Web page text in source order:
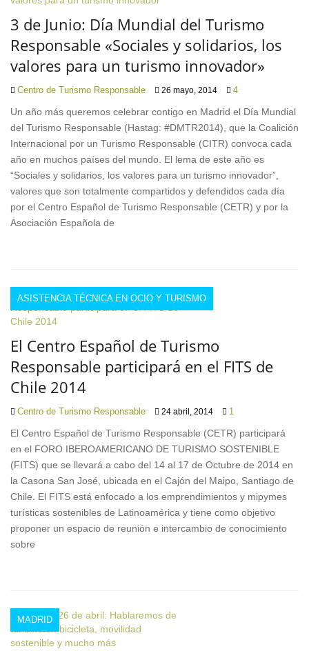
3 de Junio: Día Mundial del Turismo
Responsable «Sociales y solidarios, los
valores para un turismo innovador»
Centro de Turismo Responsable 26 mayo, 2014 4
Un año más queremos celebrar contigo en Madrid el Día Mundial
del Turismo Responsable (Hastag: #DMTR2014), que la Coalición
Internacional por un Turismo Responsable (CITR) convoca cada
año en muchos países del mundo. El lema de este año es
“Sociales y solidarios, los valores para un turismo innovador”,
valores que son totalmente compartidos y defendidos cada día
por el Centro Español de Turismo Responsable (CETR) y por la
Asociación Española de
ASISTENCIA TÉCNICA EN OCIO Y TURISMO
El Centro Español de Turismo
Responsable participará en el FITS de
Chile 2014
Centro de Turismo Responsable 24 abril, 2014 1
El Centro Español de Turismo Responsable (CETR) participará
en el FORO IBEROAMERICANO DE TURISMO SOSTENIBLE
(FITS) que se llevará a cabo del 14 al 17 de Octubre de 2014 en
la Casona San José, ubicada en el Cajón del Maipo, Santiago de
Chile. El FITS está enfocado a los emprendimientos y mipymes
turísticas sostenibles de Latinoamérica y tiene como objetivo
proponer un espacio de reunión e intercambio de conocimiento
sobre
MADRID